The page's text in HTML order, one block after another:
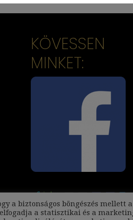
KÖVESSEN
MINKET:
a biztonságos böngészés mellett a
a statisztikai és a